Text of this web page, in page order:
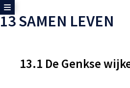
13 SAMEN LEVEN
Toon zijmenu
13.1 De Genkse